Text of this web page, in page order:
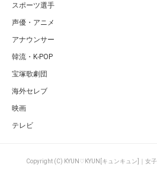
スポーツ選手
声優・アニメ
アナウンサー
韓流・K-POP
宝塚歌劇団
海外セレブ
映画
テレビ
Copyright (C) KYUN♡KYUN[キュンキュン]｜女